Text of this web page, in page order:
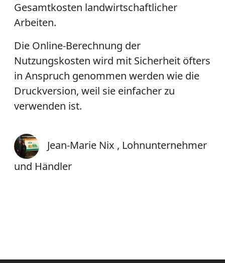
Gesamtkosten landwirtschaftlicher
Arbeiten.
Die Online-Berechnung der
Nutzungskosten wird mit Sicherheit öfters
in Anspruch genommen werden wie die
Druckversion, weil sie einfacher zu
verwenden ist.
Jean-Marie Nix , Lohnunternehmer
und Händler